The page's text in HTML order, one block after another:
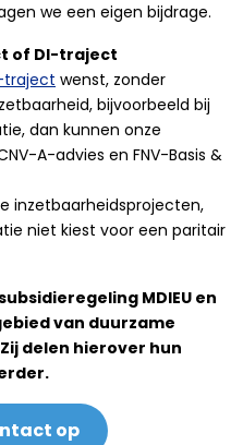
we een eigen bijdrage.
of DI-traject
traject wenst, zonder
bijvoorbeeld bij
dan kunnen onze
A-advies en FNV-Basis &
inzetbaarheidsprojecten,
niet kiest voor een paritair
MDIEU en
van duurzame
delen hierover hun
op